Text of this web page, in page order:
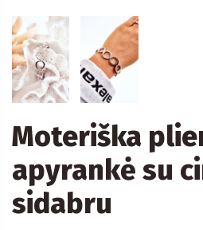
Moteriška
apyrankė su
sidabru